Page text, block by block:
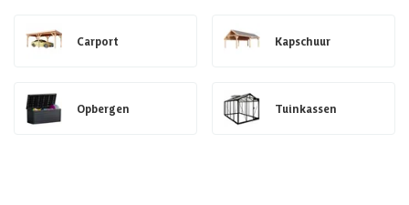
Carport Kapschuur
Opbergen Tuinkassen